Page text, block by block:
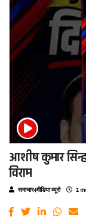
आशीष कुमार
विराम
समाचार4मीडिया ब्यूरो 2